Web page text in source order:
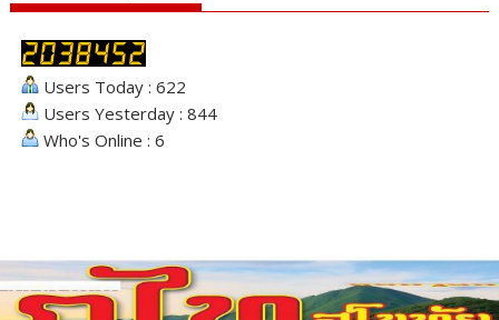
Users Today : 622
Users Yesterday : 844
Who's Online : 6